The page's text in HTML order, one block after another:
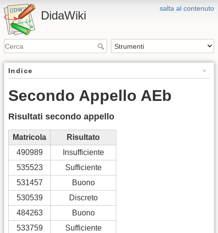
salta al contenuto
DidaWiki
Indice
Secondo Appello AEb
Risultati secondo appello
Matricola
Risultato
490989
Insufficiente
535523
Sufficiente
531457
Buono
530539
Discreto
484263
Buono
533759
Sufficiente